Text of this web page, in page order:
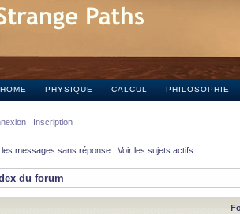
HOME PHYSIQUE CALCUL PHILOSOPHIE
Inscription
les messages sans réponse | Voir les sujets actifs
du forum